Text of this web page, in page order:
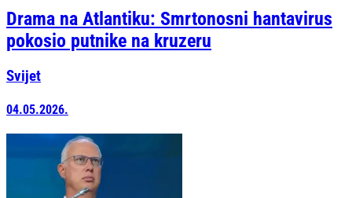
Drama na Atlantiku: Smrtonosni hantavirus
pokosio putnike na kruzeru
Svijet
04.05.2026.